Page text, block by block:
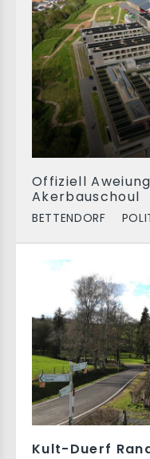
Offiziell
Akerbauschoul
BETTENDORF
Kult-Duerf